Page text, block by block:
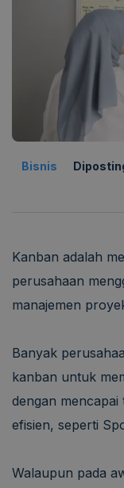
Bisnis
Kanban adalah
perusahaan
manajemen
Banyak
kanban untuk
dengan
efisien, seperti
Walaupun pada